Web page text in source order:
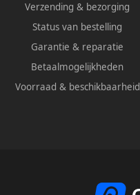
Verzending & bezorging
Status van bestelling
Garantie & reparatie
Betaalmogelijkheden
Voorraad & beschikbaarheid